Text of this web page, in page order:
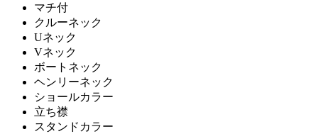
マチ付
クルーネック
Uネック
Vネック
ボートネック
ヘンリーネック
ショールカラー
立ち襟
スタンドカラー